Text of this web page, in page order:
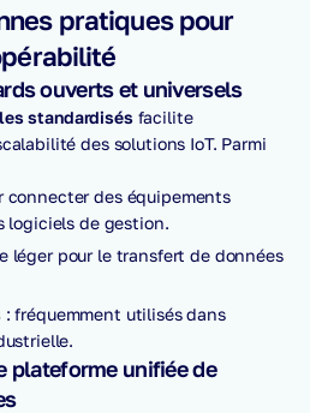
pratiques pour
ouverts et universels
standardisésfacilite
des solutions IoT. Parmi
connecter des équipements
logiciels de gestion.
léger pour le transfert de données
: fréquemment utilisés dans
plateforme unifiée de